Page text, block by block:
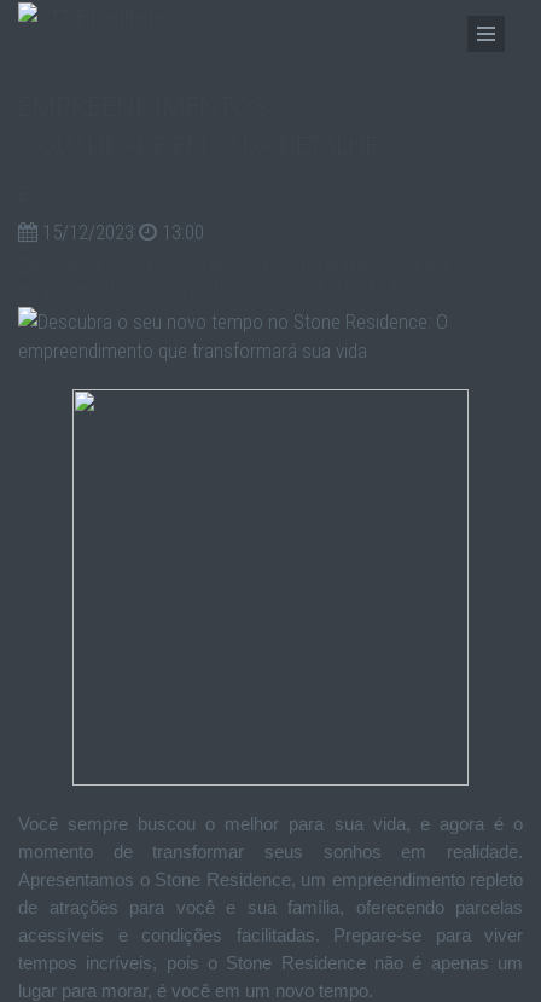
15/12/2023 13:00
Você sempre buscou o melhor para sua vida, e agora é o
momento de transformar seus sonhos em realidade.
Apresentamos o Stone Residence, um empreendimento repleto
de atrações para você e sua família, oferecendo parcelas
acessíveis e condições facilitadas. Prepare-se para viver
tempos incríveis, pois o Stone Residence não é apenas um
lugar para morar, é você em um novo tempo.